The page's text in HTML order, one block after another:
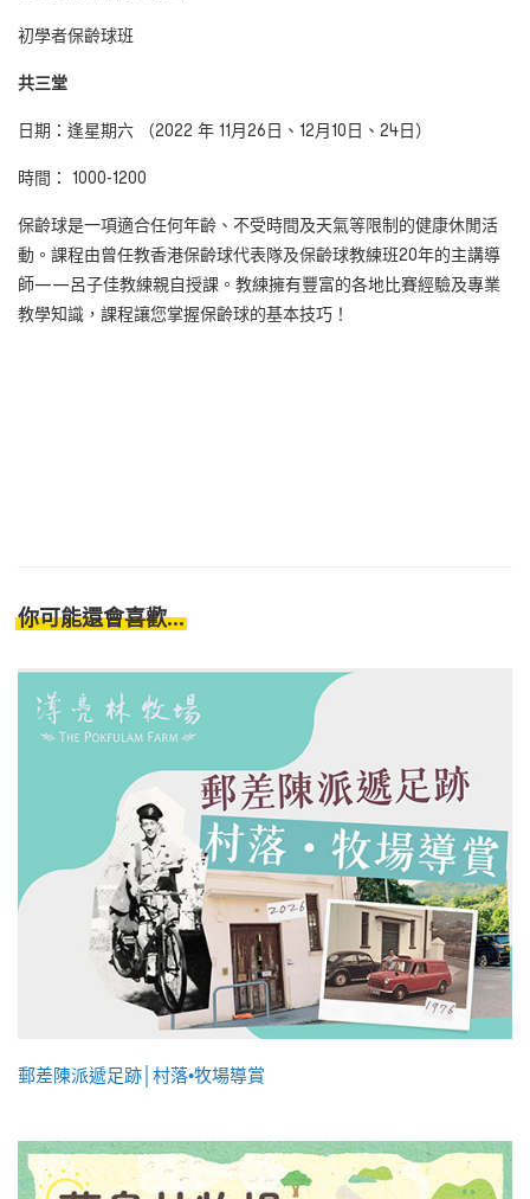
初學者保齡球班
共三堂
日期：逢星期六 （2022 年 11月26日、12月10日、24日）
時間： 1000-1200
保齡球是一項適合任何年齡、不受時間及天氣等限制的健康休閒活
動。課程由曾任教香港保齡球代表隊及保齡球教練班20年的主講導
師——呂子佳教練親自授課。教練擁有豐富的各地比賽經驗及專業
教學知識，課程讓您掌握保齡球的基本技巧！
你可能還會喜歡...
郵差陳派遞足跡│村落•牧場導賞